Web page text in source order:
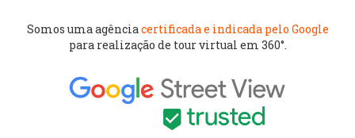
Somos uma agência certificada e indicada pelo Google
para realização de tour virtual em 360°.